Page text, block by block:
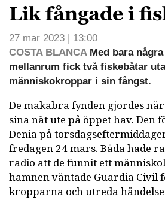
Lik fångade i
27 mar 2023 | 13:00
COSTA BLANCAMed bara
mellanrum fick två fiskebåtar
människokroppar i sin fångst.
De makabra fynden gjordes
sina nät ute på öppet hav. Den
Denia på
fredagen 24 mars. Båda hade
radio att de funnit ett
hamnen väntade Guardia Civil
kropparna och utreda